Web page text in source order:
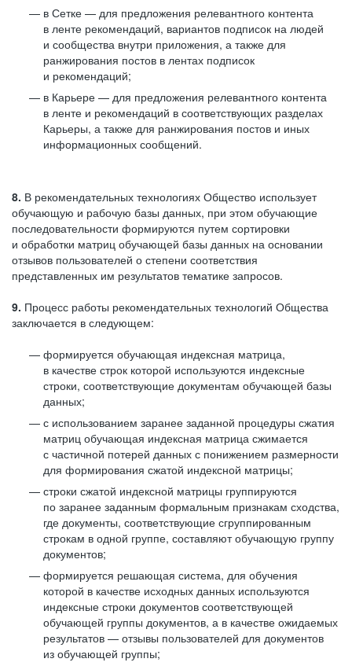
в Сетке — для предложения релевантного контента
в ленте рекомендаций, вариантов подписок на людей
и сообщества внутри приложения, а также для
ранжирования постов в лентах подписок
и рекомендаций;
в Карьере — для предложения релевантного контента
в ленте и рекомендаций в соответствующих разделах
Карьеры, а также для ранжирования постов и иных
информационных сообщений.
8. В рекомендательных технологиях Общество использует
обучающую и рабочую базы данных, при этом обучающие
последовательности формируются путем сортировки
и обработки матриц обучающей базы данных на основании
отзывов пользователей о степени соответствия
представленных им результатов тематике запросов.
9. Процесс работы рекомендательных технологий Общества
заключается в следующем:
формируется обучающая индексная матрица,
в качестве строк которой используются индексные
строки, соответствующие документам обучающей базы
данных;
с использованием заранее заданной процедуры сжатия
матриц обучающая индексная матрица сжимается
с частичной потерей данных с понижением размерности
для формирования сжатой индексной матрицы;
строки сжатой индексной матрицы группируются
по заранее заданным формальным признакам сходства,
где документы, соответствующие сгруппированным
строкам в одной группе, составляют обучающую группу
документов;
формируется решающая система, для обучения
которой в качестве исходных данных используются
индексные строки документов соответствующей
обучающей группы документов, а в качестве ожидаемых
результатов — отзывы пользователей для документов
из обучающей группы;